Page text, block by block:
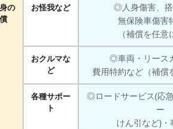
の
お怪我など
◎人身傷害、
無保険車傷害
（補償を任
おクルマな
ど
◎車両・リース
費用特約など（補償
各種サポー
ト
◎ロードサービス(応
ー
けん引など)・